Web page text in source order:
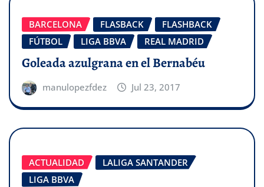
BARCELONA FLASBACK
FLASHBACK
FÚTBOL
LIGA BBVA REAL MADRID
Goleada azulgrana en el Bernabéu
manulopezfdez Jul 23, 2017
ACTUALIDAD
LALIGA SANTANDER
LIGA BBVA